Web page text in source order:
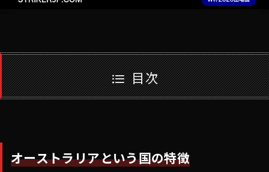
目次
オーストラリアという国の特徴